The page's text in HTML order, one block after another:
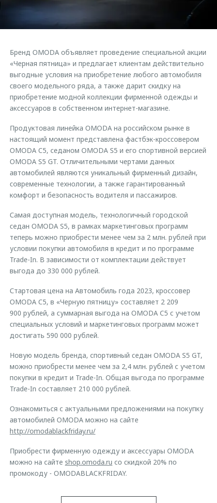
Страхование
Кредитный калькулятор
Одежда и сувениры
Оригинальные аксессуары
Запчасти
Трейд-ин
Калькулятор трейд-ин
Клиентская поддержка
O&J Автоклуб
Приложение O&J
Аксессуары
Одежда и сувениры
Оригинальные аксессуары
Запчасти
Бренд OMODA объявляет проведение специальной акции
«Черная пятница» и предлагает клиентам действительно
выгодные условия на приобретение любого автомобиля
своего модельного ряда, а также дарит скидку на
приобретение модной коллекции фирменной одежды и
аксессуаров в собственном интернет-магазине.
Продуктовая линейка OMODA на российском рынке в
настоящий момент представлена фастбэк-кроссовером
OMODA C5, седаном OMODA S5 и его спортивной версией
OMODA S5 GT. Отличительными чертами данных
автомобилей являются уникальный фирменный дизайн,
современные технологии, а также гарантированный
комфорт и безопасность водителя и пассажиров.
Самая доступная модель, технологичный городской
седан OMODA S5, в рамках маркетинговых программ
теперь можно приобрести менее чем за 2 млн. рублей при
условии покупки автомобиля в кредит и по программе
Trade-In. В зависимости от комплектации действует
выгода до 330 000 рублей.
Стартовая цена на Автомобиль года 2023, кроссовер
OMODA C5, в «Черную пятницу» составляет 2 209
900 рублей, а суммарная выгода на OMODA C5 с учетом
специальных условий и маркетинговых программ может
достигать 590 000 рублей.
Новую модель бренда, спортивный седан OMODA S5 GT,
можно приобрести менее чем за 2,4 млн. рублей с учетом
покупки в кредит и Trade-In. Общая выгода по программе
Trade-In составляет 210 000 рублей.
Ознакомиться с актуальными предложениями на покупку
автомобилей OMODA можно на сайте
http://omodablackfriday.ru/
Приобрести фирменную одежду и аксессуары OMODA
можно на сайте shop.omoda.ru со скидкой 20% по
промокоду - OMODABLACKFRIDAY.